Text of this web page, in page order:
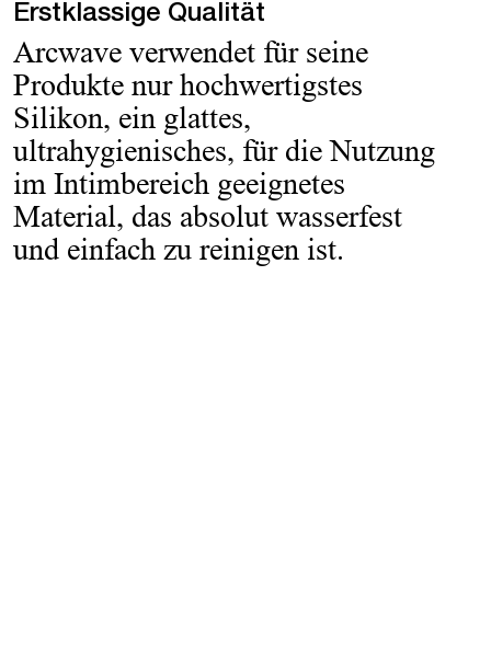
Erstklassige Qualität
Arcwave verwendet für seine
Produkte nur hochwertigstes
Silikon, ein glattes,
ultrahygienisches, für die Nutzung
im Intimbereich geeignetes
Material, das absolut wasserfest
und einfach zu reinigen ist.